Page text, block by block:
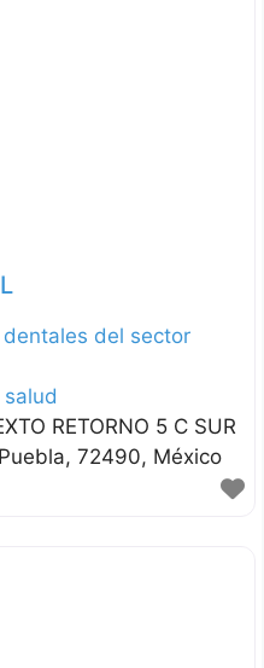
del sector
RETORNO 5 C SUR
Puebla 72490 México